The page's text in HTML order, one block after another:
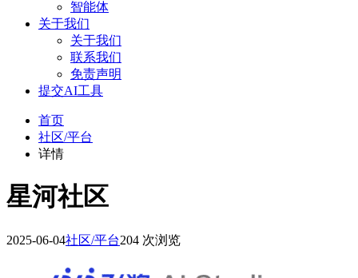
智能体
关于我们
关于我们
联系我们
免责声明
提交AI工具
首页
社区/平台
详情
星河社区
2025-06-04社区/平台204 次浏览